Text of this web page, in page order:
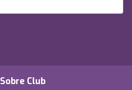
Sobre Club